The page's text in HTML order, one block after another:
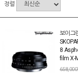
정렬
보이그
8
film X-
658,000